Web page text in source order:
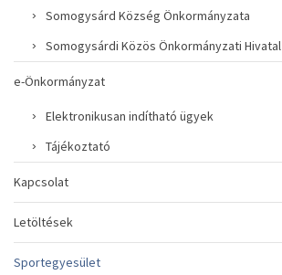
Somogysárd Község Önkormányzata
Somogysárdi Közös Önkormányzati Hivatal
e-Önkormányzat
Elektronikusan indítható ügyek
Tájékoztató
Kapcsolat
Letöltések
Sportegyesület